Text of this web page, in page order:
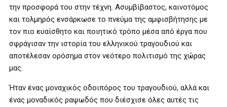
την προσφορά του στην τέχνη. Ασυμβίβαστος, καινοτόμος
και τολμηρός ενσάρκωσε το πνεύμα της αμφισβήτησης με
τον πιο ευαίσθητο και ποιητικό τρόπο μέσα από έργα που
σφράγισαν την ιστορία του ελληνικού τραγουδιού και
αποτέλεσαν ορόσημα στον νεότερο πολιτισμό της χώρας
μας.
Ήταν ένας μοναχικός οδοιπόρος του τραγουδιού, αλλά και
ένας μοναδικός ραψωδός που διέσχισε όλες αυτές τις